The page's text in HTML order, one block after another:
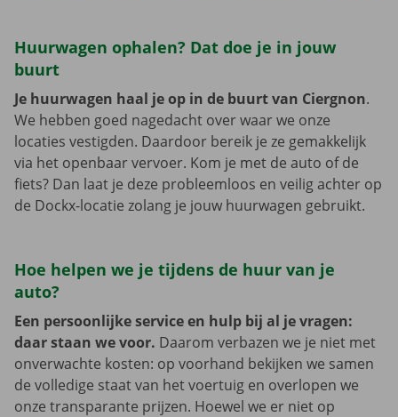
Huurwagen ophalen? Dat doe je in jouw
buurt
Je huurwagen haal je op in de buurt van Ciergnon.
We hebben goed nagedacht over waar we onze
locaties vestigden. Daardoor bereik je ze gemakkelijk
via het openbaar vervoer. Kom je met de auto of de
fiets? Dan laat je deze probleemloos en veilig achter op
de Dockx-locatie zolang je jouw huurwagen gebruikt.
Hoe helpen we je tijdens de huur van je
auto?
Een persoonlijke service en hulp bij al je vragen:
daar staan we voor. Daarom verbazen we je niet met
onverwachte kosten: op voorhand bekijken we samen
de volledige staat van het voertuig en overlopen we
onze transparante prijzen. Hoewel we er niet op